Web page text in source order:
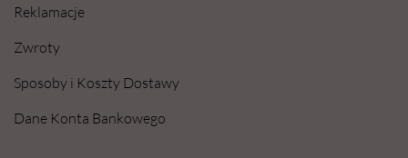
Reklamacje
Zwroty
Sposoby i Koszty Dostawy
Dane Konta Bankowego